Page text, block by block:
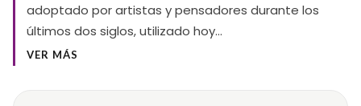
adoptado por artistas y pensadores durante los
últimos dos siglos, utilizado hoy…
VER MÁS